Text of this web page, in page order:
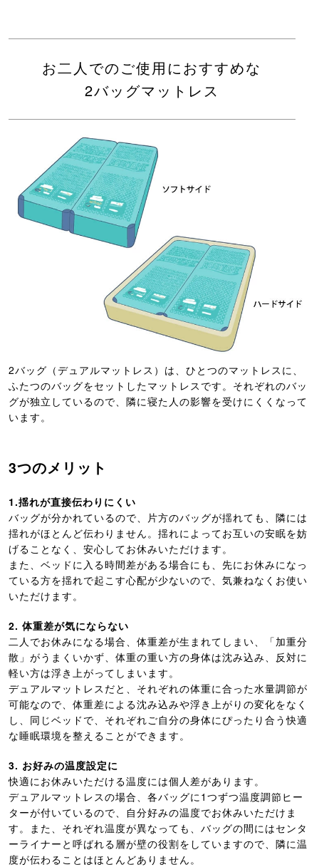
お二人でのご使用におすすめな
2バッグマットレス
2バッグ（デュアルマットレス）は、ひとつのマットレスに、
ふたつのバッグをセットしたマットレスです。それぞれのバッ
グが独立しているので、隣に寝た人の影響を受けにくくなって
います。
3つのメリット
1.揺れが直接伝わりにくい
バッグが分かれているので、片方のバッグが揺れても、隣には
揺れがほとんど伝わりません。揺れによってお互いの安眠を妨
げることなく、安心してお休みいただけます。
また、ベッドに入る時間差がある場合にも、先にお休みになっ
ている方を揺れで起こす心配が少ないので、気兼ねなくお使い
いただけます。
2. 体重差が気にならない
二人でお休みになる場合、体重差が生まれてしまい、「加重分
散」がうまくいかず、体重の重い方の身体は沈み込み、反対に
軽い方は浮き上がってしまいます。
デュアルマットレスだと、それぞれの体重に合った水量調節が
可能なので、体重差による沈み込みや浮き上がりの変化をなく
し、同じベッドで、それぞれご自分の身体にぴったり合う快適
な睡眠環境を整えることができます。
3. お好みの温度設定に
快適にお休みいただける温度には個人差があります。
デュアルマットレスの場合、各バッグに1つずつ温度調節ヒー
ターが付いているので、自分好みの温度でお休みいただけま
す。また、それぞれ温度が異なっても、バッグの間にはセンタ
ーライナーと呼ばれる層が壁の役割をしていますので、隣に温
度が伝わることはほとんどありません。